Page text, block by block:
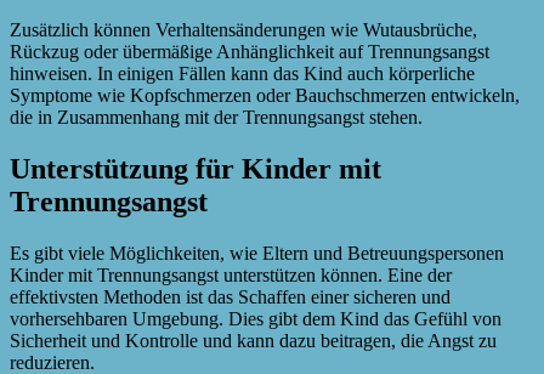
Zusätzlich können Verhaltensänderungen wie Wutausbrüche,
Rückzug oder übermäßige Anhänglichkeit auf Trennungsangst
hinweisen. In einigen Fällen kann das Kind auch körperliche
Symptome wie Kopfschmerzen oder Bauchschmerzen entwickeln,
die in Zusammenhang mit der Trennungsangst stehen.
Unterstützung für Kinder mit
Trennungsangst
Es gibt viele Möglichkeiten, wie Eltern und Betreuungspersonen
Kinder mit Trennungsangst unterstützen können. Eine der
effektivsten Methoden ist das Schaffen einer sicheren und
vorhersehbaren Umgebung. Dies gibt dem Kind das Gefühl von
Sicherheit und Kontrolle und kann dazu beitragen, die Angst zu
reduzieren.